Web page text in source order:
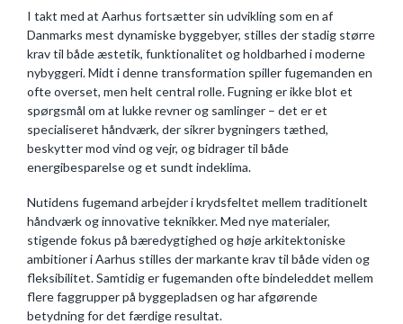
I takt med at Aarhus fortsætter sin udvikling som en af
Danmarks mest dynamiske byggebyer, stilles der stadig større
krav til både æstetik, funktionalitet og holdbarhed i moderne
nybyggeri. Midt i denne transformation spiller fugemanden en
ofte overset, men helt central rolle. Fugning er ikke blot et
spørgsmål om at lukke revner og samlinger – det er et
specialiseret håndværk, der sikrer bygningers tæthed,
beskytter mod vind og vejr, og bidrager til både
energibesparelse og et sundt indeklima.
Nutidens fugemand arbejder i krydsfeltet mellem traditionelt
håndværk og innovative teknikker. Med nye materialer,
stigende fokus på bæredygtighed og høje arkitektoniske
ambitioner i Aarhus stilles der markante krav til både viden og
fleksibilitet. Samtidig er fugemanden ofte bindeleddet mellem
flere faggrupper på byggepladsen og har afgørende
betydning for det færdige resultat.